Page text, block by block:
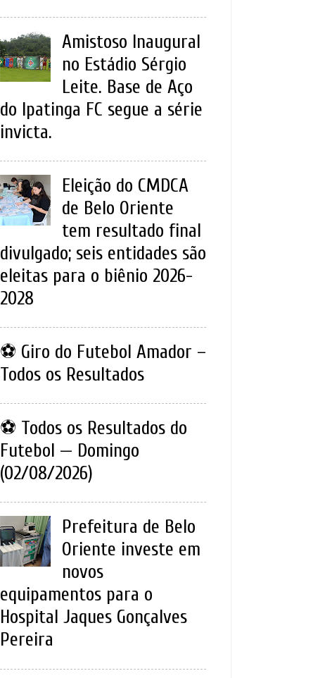
Amistoso Inaugural
no Estádio Sérgio
Leite. Base de Aço
do Ipatinga FC segue a série
invicta.
Eleição do CMDCA
de Belo Oriente
tem resultado final
divulgado; seis entidades são
eleitas para o biênio 2026-
2028
⚽ Giro do Futebol Amador –
Todos os Resultados
⚽ Todos os Resultados do
Futebol — Domingo
(02/08/2026)
Prefeitura de Belo
Oriente investe em
novos
equipamentos para o
Hospital Jaques Gonçalves
Pereira